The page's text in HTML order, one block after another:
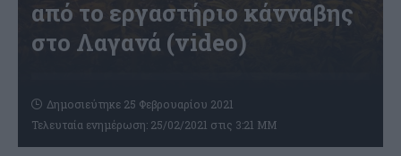
από το εργαστήριο κάνναβης
στο Λαγανά (video)
Τελευταία ενημέρωση: 25/02/2021 στις 3:21 ΜΜ
Δημοσιεύτηκε 25 Φεβρουαρίου 2021